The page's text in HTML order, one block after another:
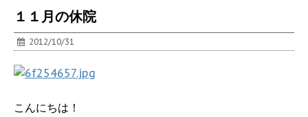
１１月の休院
2012/10/31
こんにちは！